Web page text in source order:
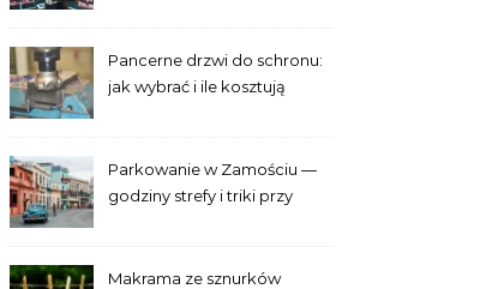
Pancerne drzwi do schronu:
jak wybrać i ile kosztują
Parkowanie w Zamościu —
godziny strefy i triki przy
Makrama ze sznurków